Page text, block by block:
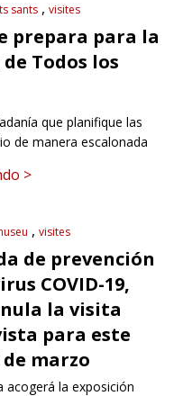
sants visites
prepara para la
Todos los
que planifique las
de manera escalonada
>
visites
de prevención
COVID-19,
la visita
para este
marzo
acogerá la exposición